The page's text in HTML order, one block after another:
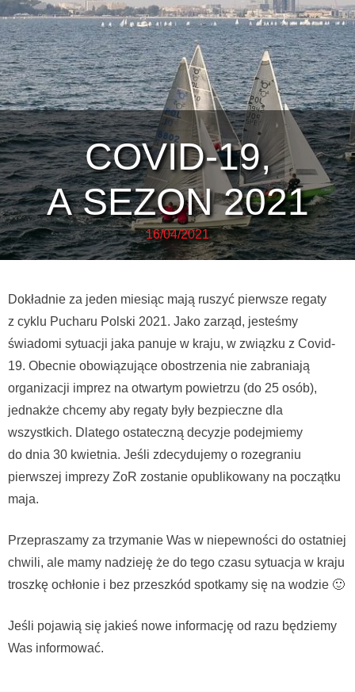
COVID-19,
A SEZON 2021
16/04/2021
Dokładnie za jeden miesiąc mają ruszyć pierwsze regaty
z cyklu Pucharu Polski 2021. Jako zarząd, jesteśmy
świadomi sytuacji jaka panuje w kraju, w związku z Covid-
19. Obecnie obowiązujące obostrzenia nie zabraniają
organizacji imprez na otwartym powietrzu (do 25 osób),
jednakże chcemy aby regaty były bezpieczne dla
wszystkich. Dlatego ostateczną decyzje podejmiemy
do dnia 30 kwietnia. Jeśli zdecydujemy o rozegraniu
pierwszej imprezy ZoR zostanie opublikowany na początku
maja.
Przepraszamy za trzymanie Was w niepewności do ostatniej
chwili, ale mamy nadzieję że do tego czasu sytuacja w kraju
troszkę ochłonie i bez przeszkód spotkamy się na wodzie 🙂
Jeśli pojawią się jakieś nowe informację od razu będziemy
Was informować.